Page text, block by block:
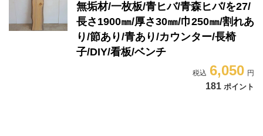
無垢材/一枚板/青ヒバ/青森ヒバ/を27/
長さ1900㎜/厚さ30㎜/巾250㎜/割れあ
り/節あり/青あり/カウンター/長椅
子/DIY/看板/ベンチ
6,050
181 ポイント